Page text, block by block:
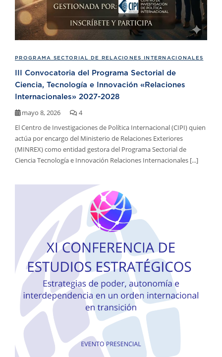
PROGRAMA SECTORIAL DE RELACIONES INTERNACIONALES
III Convocatoria del Programa Sectorial de
Ciencia, Tecnología e Innovación «Relaciones
Internacionales» 2027-2028
mayo 8, 2026
4
El Centro de Investigaciones de Política Internacional (CIPI) quien
actúa por encargo del Ministerio de Relaciones Exteriores
(MINREX) como entidad gestora del Programa Sectorial de
Ciencia Tecnología e Innovación Relaciones Internacionales [...]